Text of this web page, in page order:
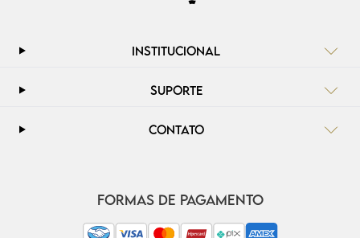
INSTITUCIONAL
SUPORTE
CONTATO
FORMAS DE PAGAMENTO